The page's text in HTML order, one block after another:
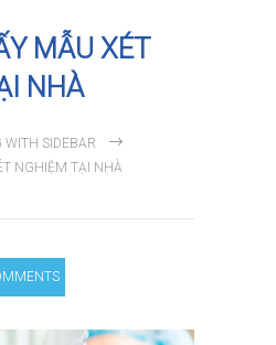
MẪU XÉT
NHÀ
WITH SIDEBAR
NGHIỆM TẠI NHÀ